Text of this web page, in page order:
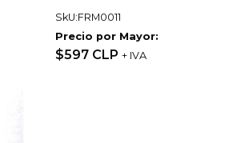
SkU:FRM0011
Precio por Mayor:
$597 CLP + IVA